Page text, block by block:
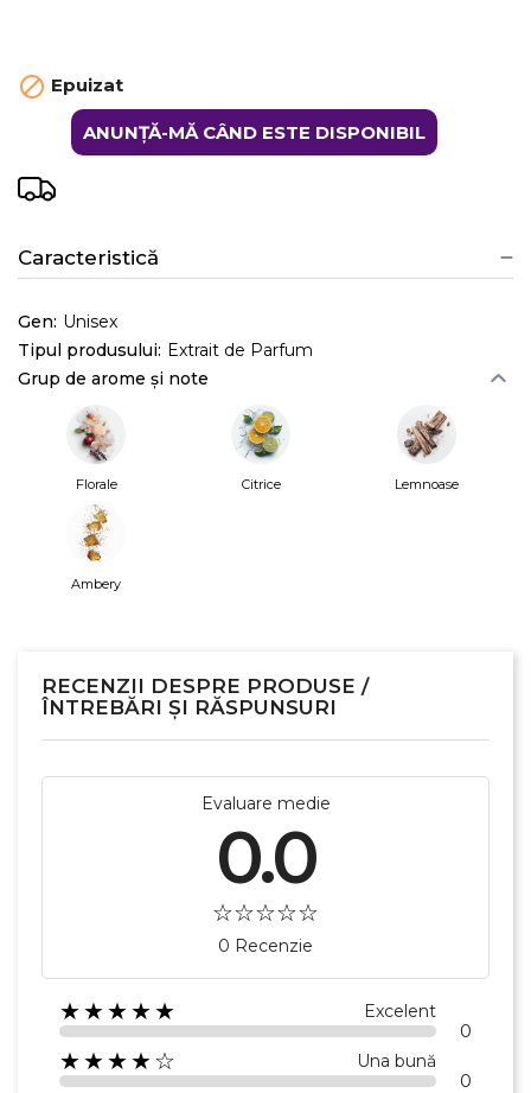
 Epuizat
ANUNȚĂ-MĂ CÂND ESTE DISPONIBIL
Caracteristică
Gen: Unisex
Tipul produsului: Extrait de Parfum
Grup de arome și note
Florale Citrice Lemnoase
Ambery
RECENZII DESPRE PRODUSE /
ÎNTREBĂRI ȘI RĂSPUNSURI
Evaluare medie
0.0
0 Recenzie
★★★★★ Excelent
0
★★★★☆ Una bună
0